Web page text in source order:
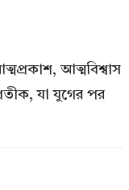
আত্মবিশ্বাস
যা যুগের পর